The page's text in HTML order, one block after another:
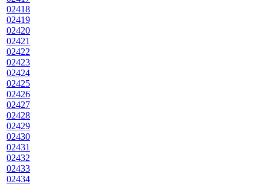
02418
02419
02420
02421
02422
02423
02424
02425
02426
02427
02428
02429
02430
02431
02432
02433
02434